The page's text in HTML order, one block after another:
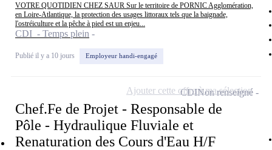
VOTRE QUOTIDIEN CHEZ SAUR Sur le territoire de PORNIC Agglomération,
en Loire-Atlantique, la protection des usages littoraux tels que la baignade,
l'ostréiculture et la pêche à pied est un enjeu...
CDI - Temps plein
Publié il y a 10 jours Employeur handi-engagé
Chef.Fe de Projet - Responsable de
Pôle - Hydraulique Fluviale et
Renaturation des Cours d'Eau H/F
CDINon renseigné
Ajouter cette offre à ma sélection